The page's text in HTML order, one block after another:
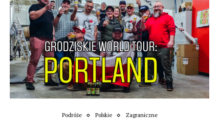
Podróże Polskie Zagraniczne